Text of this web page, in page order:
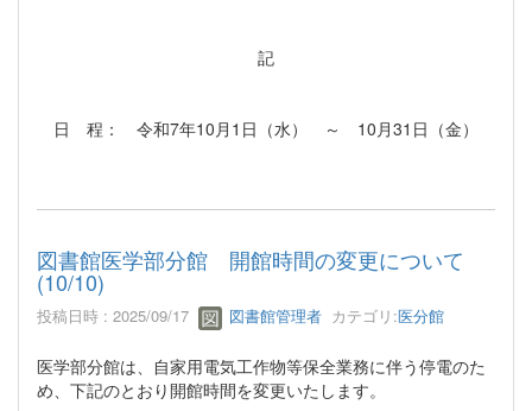
記
日 程： 令和7年10月1日（水） ～ 10月31日（金）
図書館医学部分館 開館時間の変更について
(10/10)
投稿日時 : 2025/09/17 図書館管理者 カテゴリ:医分館
医学部分館は、自家用電気工作物等保全業務に伴う停電のた
め、下記のとおり開館時間を変更いたします。